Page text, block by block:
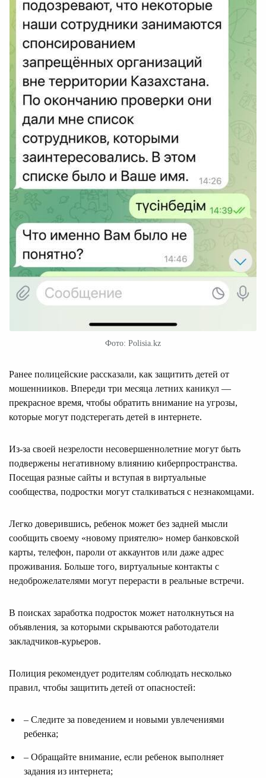
Фото: Polisia.kz
Ранее полицейские рассказали, как защитить детей от
мошеннииков. Впереди три месяца летних каникул —
прекрасное время, чтобы обратить внимание на угрозы,
которые могут подстерегать детей в интернете.
Из-за своей незрелости несовершеннолетние могут быть
подвержены негативному влиянию киберпространства.
Посещая разные сайты и вступая в виртуальные
сообщества, подростки могут сталкиваться с незнакомцами.
Легко доверившись, ребенок может без задней мысли
сообщить своему «новому приятелю» номер банковской
карты, телефон, пароли от аккаунтов или даже адрес
проживания. Больше того, виртуальные контакты с
недоброжелателями могут перерасти в реальные встречи.
В поисках заработка подросток может натолкнуться на
объявления, за которыми скрываются работодатели
закладчиков-курьеров.
Полиция рекомендует родителям соблюдать несколько
правил, чтобы защитить детей от опасностей:
– Следите за поведением и новыми увлечениями
ребенка;
– Обращайте внимание, если ребенок выполняет
задания из интернета;